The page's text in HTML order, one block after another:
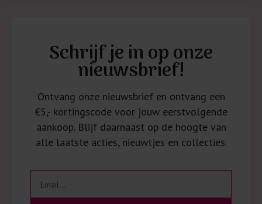
Schrijf je in op onze
nieuwsbrief!
Ontvang onze nieuwsbrief en ontvang een
€5,- kortingscode voor jouw eerstvolgende
aankoop. Blijf daarnaast op de hoogte van
alle laatste acties, nieuwtjes en collecties.